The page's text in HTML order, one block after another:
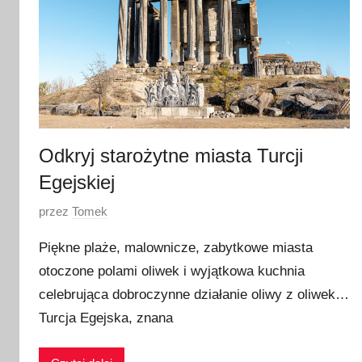
Odkryj starożytne miasta Turcji
Egejskiej
O
u
b
l
i
przez Tomek
Piękne plaże, malownicze, zabytkowe miasta
otoczone polami oliwek i wyjątkowa kuchnia
celebrująca dobroczynne działanie oliwy z oliwek…
Turcja Egejska, znana